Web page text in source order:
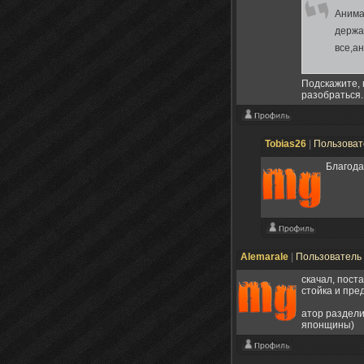
Подскажите,
разобраться.
Tobias26
Alemarale
Пользователь
скачал,
стойка и
атор
японщины)